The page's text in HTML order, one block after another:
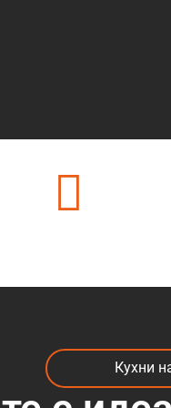
Кухни